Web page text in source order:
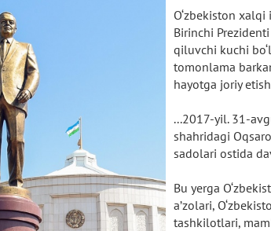
O‘zbekiston
Birinchi
qiluvchi kuchi
tomonlama
hayotga joriy
...2017-yil. 31-
shahridagi
sadolari ostida
Bu yerga
a’zolari,
tashkilotlari,